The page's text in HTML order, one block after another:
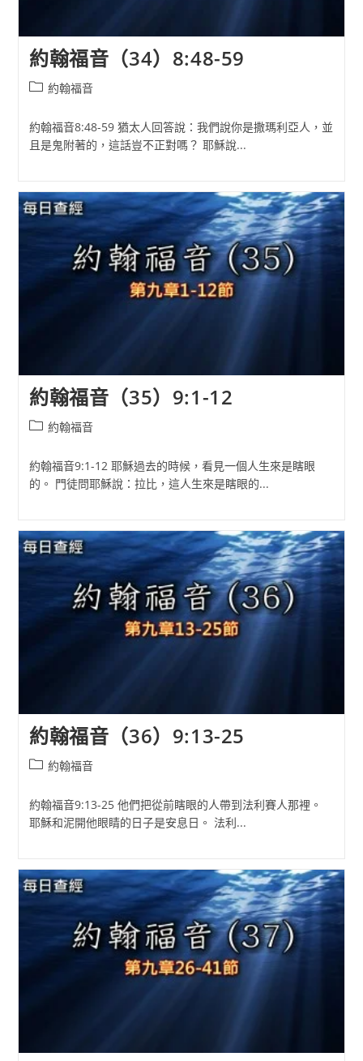
約翰福音（34）8:48-59
Post約翰福音
約翰福音8:48-59 猶太人回答說：我們說你是撒瑪利亞人，並
且是鬼附著的，這話豈不正對嗎？ 耶穌說...
約翰福音（35）9:1-12
Post約翰福音
約翰福音9:1-12 耶穌過去的時候，看見一個人生來是瞎眼
的。 門徒問耶穌說：拉比，這人生來是瞎眼的...
約翰福音（36）9:13-25
Post約翰福音
約翰福音9:13-25 他們把從前瞎眼的人帶到法利賽人那裡。
耶穌和泥開他眼睛的日子是安息日。 法利...